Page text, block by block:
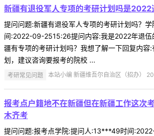
新疆有退役军人专项的考研计划吗是
提问问题:新疆有退役军人专项的考研计划吗？
间:2022-09-2515:26提问内容:我是2022年退伍
疆有专项的考研计划吗？我想了解一下回复内容
划，建议咨询要报考的院校 ...
考研常见问题 本站小编 新疆维吾尔自治区（招办）
报考点户籍地不在新疆但在新疆工作这次
木齐考
提问问题:报考点学院:提问人:13***49时间